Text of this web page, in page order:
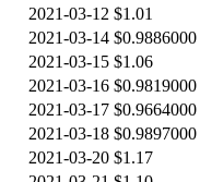
2021-03-12 $1.01
2021-03-14 $0.9886000
2021-03-15 $1.06
2021-03-16 $0.9819000
2021-03-17 $0.9664000
2021-03-18 $0.9897000
2021-03-20 $1.17